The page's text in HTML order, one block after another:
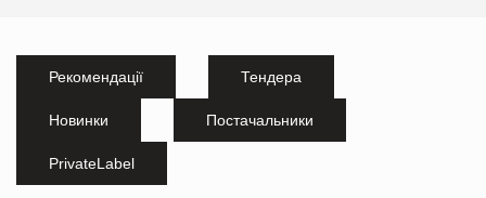
Рекомендації Тендера
Новинки Постачальники
PrivateLabel